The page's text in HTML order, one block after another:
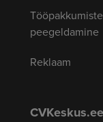
Tööpakkumiste
peegeldamine
Reklaam
CVKeskus.ee